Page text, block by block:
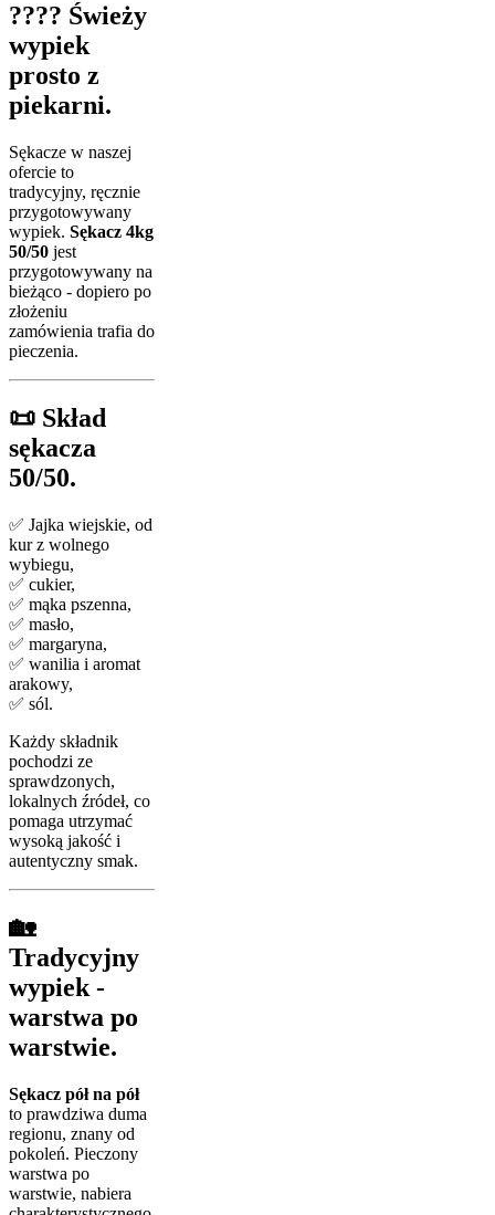
???? Świeży
wypiek
prosto z
piekarni.
Sękacze w naszej
ofercie to
tradycyjny, ręcznie
przygotowywany
wypiek. Sękacz 4kg
50/50 jest
przygotowywany na
bieżąco - dopiero po
złożeniu
zamówienia trafia do
pieczenia.
📜 Skład
sękacza
50/50.
✅ Jajka wiejskie, od
kur z wolnego
wybiegu,
✅ cukier,
✅ mąka pszenna,
✅ masło,
✅ margaryna,
✅ wanilia i aromat
arakowy,
✅ sól.
Każdy składnik
pochodzi ze
sprawdzonych,
lokalnych źródeł, co
pomaga utrzymać
wysoką jakość i
autentyczny smak.
🏡
Tradycyjny
wypiek -
warstwa po
warstwie.
Sękacz pół na pół
to prawdziwa duma
regionu, znany od
pokoleń. Pieczony
warstwa po
warstwie, nabiera